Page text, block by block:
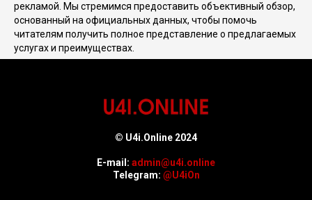
рекламой. Мы стремимся предоставить объективный обзор,
основанный на официальных данных, чтобы помочь
читателям получить полное представление о предлагаемых
услугах и преимуществах.
© U4i.Online 2024
E-mail: admin@u4i.online
Telegram: @U4iOn